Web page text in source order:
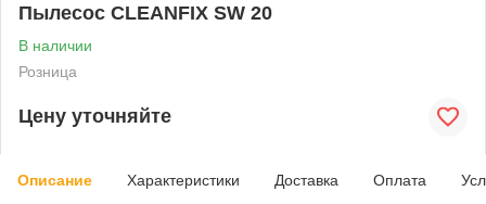
Пылесос CLEANFIX SW 20
В наличии
Розница
Цену уточняйте
Описание Характеристики Доставка Оплата